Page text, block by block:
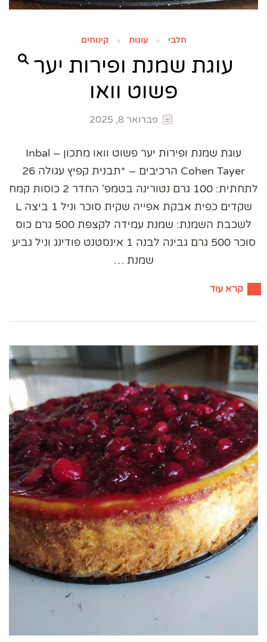
חלבי עוגות קינוחים
עוגת שמנת ופירות יער
פשוט וואו
פברואר 8, 2025
עוגת שמנת ופירות יער פשוט וואו מתכון – Inbal
Cohen Tayer הרכיבים – *תבנית קפיץ עגולה 26
לתחתית: 100 גרם נטורינה בטמפ' החדר 2 כוסות קמח
שקדים כפית אבקת אפייה שקית סוכר וניל 1 ביצה L
לשכבת השמנת: שמנת עמידה לקצפת 500 גרם כוס
סוכר 500 גרם גבינה לבנה 1 אינסטנט פודינג וניל גביע
שמנת …
קרא עוד